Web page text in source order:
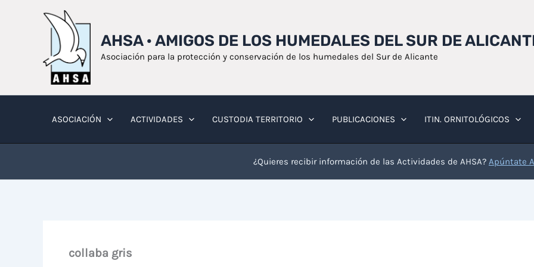
AHSA · AMIGOS DE LOS HUMEDALES DEL SUR DE
Asociación para la protección y conservación de los humedales del Sur de Alicante
ASOCIACIÓN ACTIVIDADES CUSTODIA TERRITORIO PUBLICACIONES ITIN. ORNITOLÓGICOS
¿Quieres recibir información de las Actividades de AHSA? Apúntate
collaba gris